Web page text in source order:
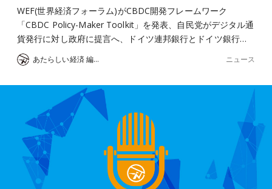
WEF(世界経済フォーラム)がCBDC開発フレームワーク
「CBDC Policy-Maker Toolkit」を発表、自民党がデジタル通
貨発行に対し政府に提言へ、ドイツ連邦銀行とドイツ銀行…
あたらしい経済 編集部 ニュース